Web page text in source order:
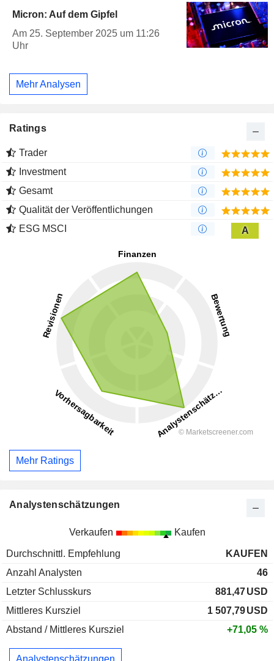
Micron: Auf dem Gipfel
Am 25. September 2025 um 11:26
Uhr
Mehr Analysen
Ratings
Trader
Investment
Gesamt
Qualität der Veröffentlichungen
ESG MSCI
A
Mehr Ratings
Analystenschätzungen
Verkaufen Kaufen
Durchschnittl. Empfehlung
KAUFEN
Anzahl Analysten
46
Letzter Schlusskurs
881,47USD
Mittleres Kursziel
1 507,79USD
Abstand / Mittleres Kursziel
+71,05 %
Analystenschätzungen